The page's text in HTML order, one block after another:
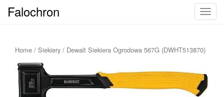
T
g
n
a
Falochron
Home / Siekiery / Dewalt Siekiera Ogrodowa 567G (DWHT513870)